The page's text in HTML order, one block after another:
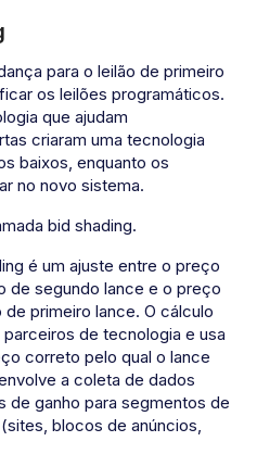
para o leilão de primeiro
os leilões programáticos.
que ajudam
criaram uma tecnologia
baixos, enquanto os
no novo sistema.
bid shading.
é um ajuste entre o preço
de segundo lance e o preço
primeiro lance. O cálculo
de tecnologia e usa
correto pelo qual o lance
a coleta de dados
de ganho para segmentos de
blocos de anúncios,